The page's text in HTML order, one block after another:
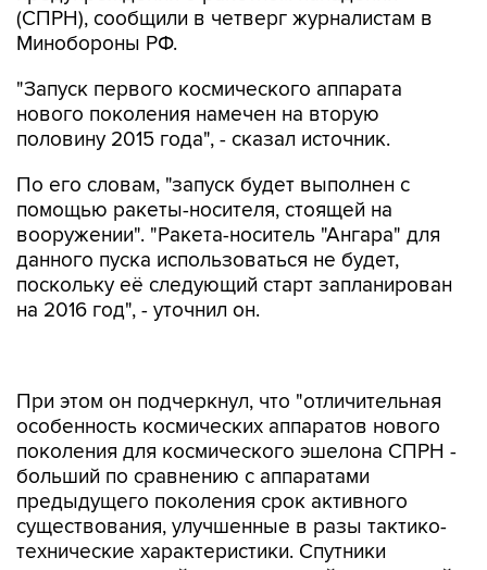
(СПРН), сообщили в четверг журналистам в
Минобороны РФ.
"Запуск первого космического аппарата
нового поколения намечен на вторую
половину 2015 года", - сказал источник.
По его словам, "запуск будет выполнен с
помощью ракеты-носителя, стоящей на
вооружении". "Ракета-носитель "Ангара" для
данного пуска использоваться не будет,
поскольку её следующий старт запланирован
на 2016 год", - уточнил он.
поколения для космического эшелона СПРН -
больший по сравнению с аппаратами
предыдущего поколения срок активного
существования, улучшенные в разы тактико-
технические характеристики. Спутники
созданы на новой отечественной элементной
базе".